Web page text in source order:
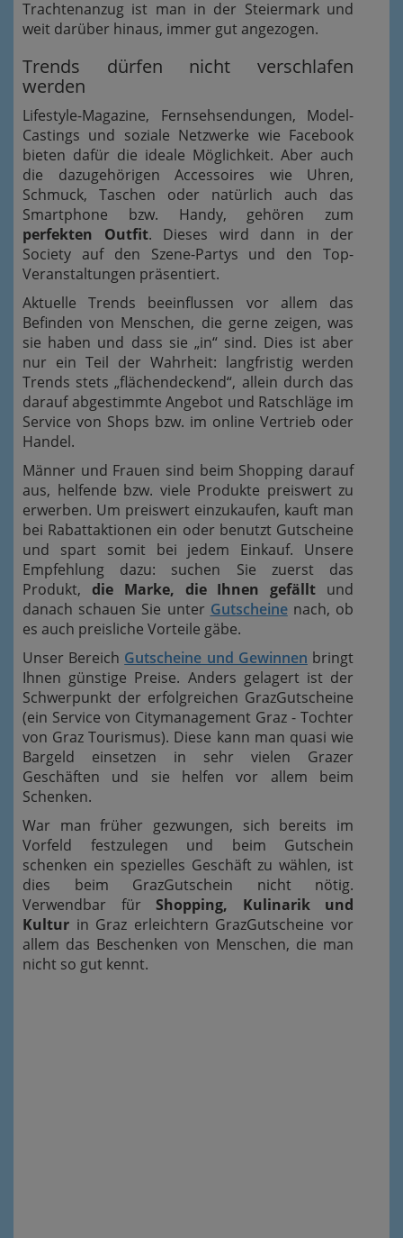
Trachtenanzug ist man in der Steiermark und
weit darüber hinaus, immer gut angezogen.
Trends dürfen nicht verschlafen
werden
Lifestyle-Magazine, Fernsehsendungen, Model-
Castings und soziale Netzwerke wie Facebook
bieten dafür die ideale Möglichkeit. Aber auch
die dazugehörigen Accessoires wie Uhren,
Schmuck, Taschen oder natürlich auch das
Smartphone bzw. Handy, gehören zum
perfekten Outfit. Dieses wird dann in der
Society auf den Szene-Partys und den Top-
Veranstaltungen präsentiert.
Aktuelle Trends beeinflussen vor allem das
Befinden von Menschen, die gerne zeigen, was
sie haben und dass sie „in“ sind. Dies ist aber
nur ein Teil der Wahrheit: langfristig werden
Trends stets „flächendeckend“, allein durch das
darauf abgestimmte Angebot und Ratschläge im
Service von Shops bzw. im online Vertrieb oder
Handel.
Männer und Frauen sind beim Shopping darauf
aus, helfende bzw. viele Produkte preiswert zu
erwerben. Um preiswert einzukaufen, kauft man
bei Rabattaktionen ein oder benutzt Gutscheine
und spart somit bei jedem Einkauf. Unsere
Empfehlung dazu: suchen Sie zuerst das
Produkt, die Marke, die Ihnen gefällt und
danach schauen Sie unter Gutscheinenach, ob
es auch preisliche Vorteile gäbe.
Unser Bereich Gutscheine und Gewinnen bringt
Ihnen günstige Preise. Anders gelagert ist der
Schwerpunkt der erfolgreichen GrazGutscheine
(ein Service von Citymanagement Graz - Tochter
von Graz Tourismus). Diese kann man quasi wie
Bargeld einsetzen in sehr vielen Grazer
Geschäften und sie helfen vor allem beim
Schenken.
War man früher gezwungen, sich bereits im
Vorfeld festzulegen und beim Gutschein
schenken ein spezielles Geschäft zu wählen, ist
dies beim GrazGutschein nicht nötig.
Verwendbar für Shopping, Kulinarik und
Kultur in Graz erleichtern GrazGutscheine vor
allem das Beschenken von Menschen, die man
nicht so gut kennt.